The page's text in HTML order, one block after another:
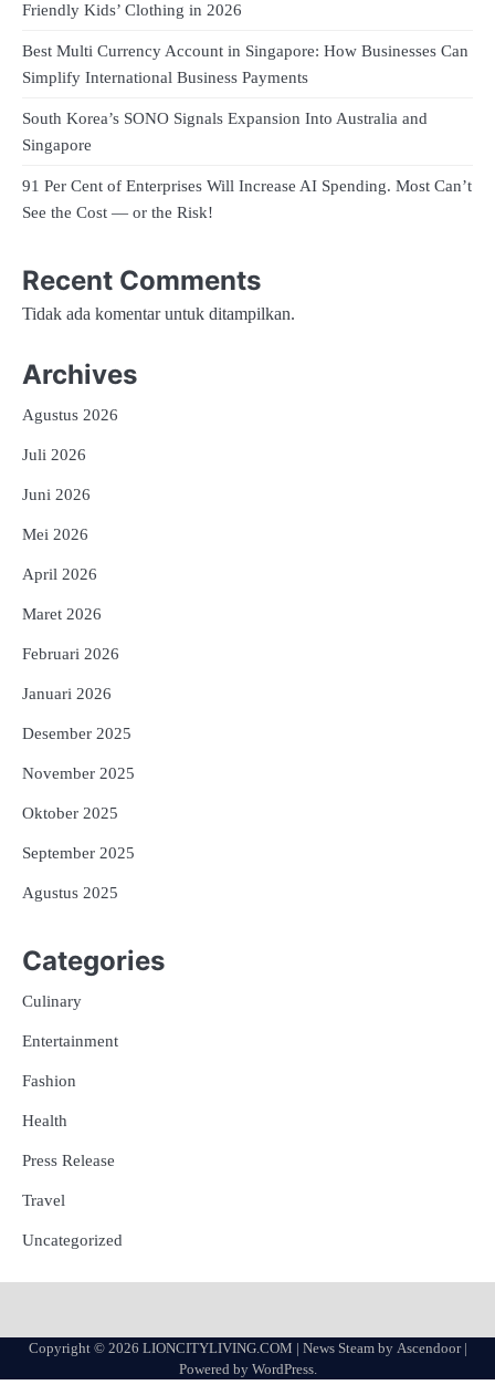
Friendly Kids’ Clothing in 2026
Best Multi Currency Account in Singapore: How Businesses Can
Simplify International Business Payments
South Korea’s SONO Signals Expansion Into Australia and
Singapore
91 Per Cent of Enterprises Will Increase AI Spending. Most Can’t
See the Cost — or the Risk!
Recent Comments
Tidak ada komentar untuk ditampilkan.
Archives
Agustus 2026
Juli 2026
Juni 2026
Mei 2026
April 2026
Maret 2026
Februari 2026
Januari 2026
Desember 2025
November 2025
Oktober 2025
September 2025
Agustus 2025
Categories
Culinary
Entertainment
Fashion
Health
Press Release
Travel
Uncategorized
Copyright © 2026 LIONCITYLIVING.COM | News Steam by Ascendoor|
Powered by WordPress.